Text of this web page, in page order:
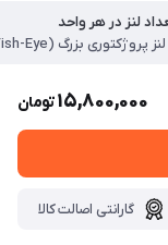
لنز در هر واحد
15,800,000تومان
گارانتی اصالت کالا